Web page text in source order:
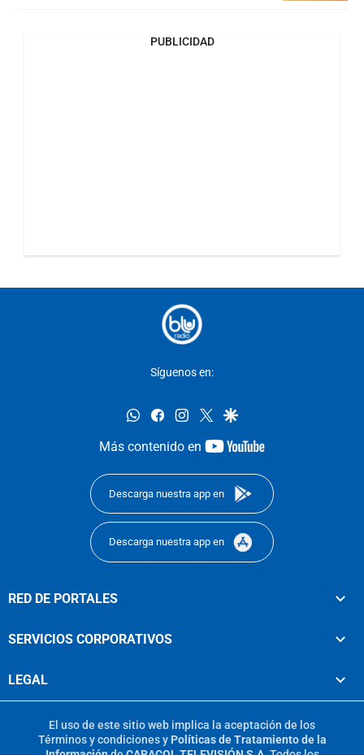
PUBLICIDAD
Síguenos en:
whatsappfacebookinstagram
twittergoogle
Más contenido en
youtube-
Descarga nuestra app en
Descarga nuestra app en
RED DE PORTALES
SERVICIOS CORPORATIVOS
LEGAL
El uso de este sitio web implica la aceptación de los
Términos y condicionesy Políticas de Tratamiento de la